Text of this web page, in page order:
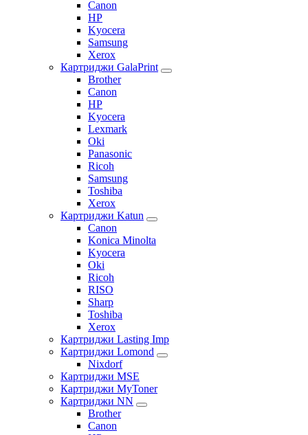
Canon
HP
Kyocera
Samsung
Xerox
Картриджи GalaPrint
Brother
Canon
HP
Kyocera
Lexmark
Oki
Panasonic
Ricoh
Samsung
Toshiba
Xerox
Картриджи Katun
Canon
Konica Minolta
Kyocera
Oki
Ricoh
RISO
Sharp
Toshiba
Xerox
Картриджи Lasting Imp
Картриджи Lomond
Nixdorf
Картриджи MSE
Картриджи MyToner
Картриджи NN
Brother
Canon